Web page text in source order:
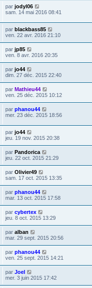
par jodyl06
sam. 14 mai 2016 08:41
par blackbass85
ven. 22 avr. 2016 21:10
par jp85
ven. 8 avr. 2016 20:35
par jo44
dim. 27 déc. 2015 22:40
par Mathieu44
ven. 25 déc. 2015 10:12
par phanou44
mer. 23 déc. 2015 18:56
par jo44
jeu. 19 nov. 2015 20:38
par Pandorica
jeu. 22 oct. 2015 21:29
par Olivier49
sam. 17 oct. 2015 13:35
par phanou44
mar. 13 oct. 2015 17:58
par cybertex
jeu. 8 oct. 2015 13:29
par alban
mar. 29 sept. 2015 20:56
par phanou44
ven. 25 sept. 2015 14:21
par Joel
mer. 3 juin 2015 17:42